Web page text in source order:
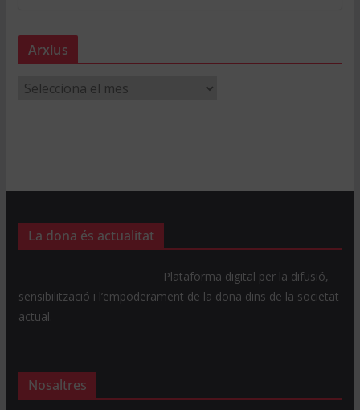
Arxius
La dona és actualitat
Plataforma digital per la difusió,
sensibilització i l’empoderament de la dona dins de la societat
actual.
Nosaltres